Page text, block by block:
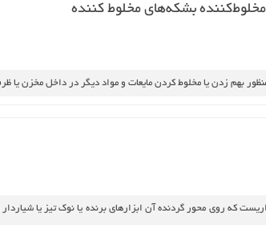
بشكه‌هاي‌ مخلوط‌ كننده‌
بهم‌ زدن‌ يا مخلوط‌ كردن‌ مايعات‌ و مواد ديگر در داخل‌ مخزن‌ يا
كه‌ روي‌ محور گردنده‌ آن‌ ابزارهاي‌ برنده‌ يا نوك‌ تيز يا